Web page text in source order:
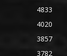
4833
4020
3857
3782